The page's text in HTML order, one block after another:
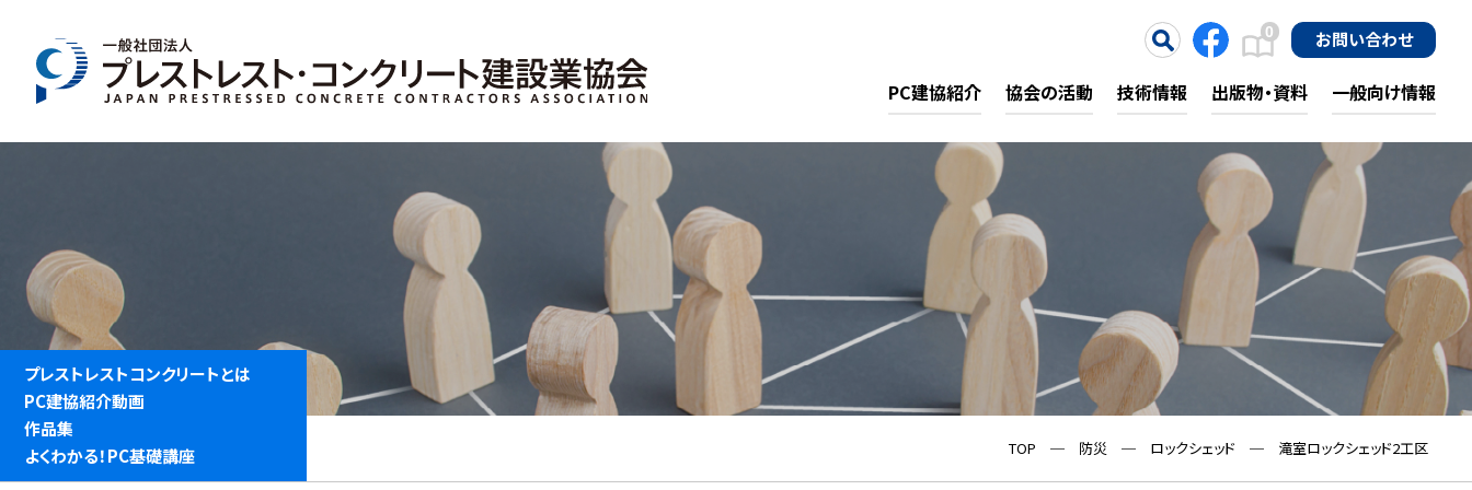
PC建協紹介 協会の活動 技術情報 出版物・資料 一般向け情報
0 お問い合わせ
IMFORMATION
一般向け情報
TOP ─ 防災 ─ ロックシェッド ─ 滝室ロックシェッド2工区
プレストレストコンクリートとは
PC建協紹介動画
作品集
よくわかる！PC基礎講座